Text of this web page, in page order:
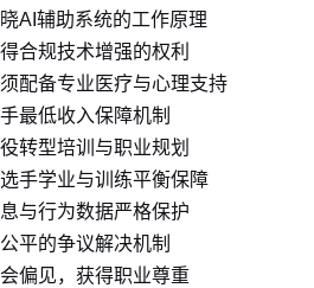
AI辅助系统的工作原理
合规技术增强的权利
配备专业医疗与心理支持
最低收入保障机制
转型培训与职业规划
手学业与训练平衡保障
与行为数据严格保护
平的争议解决机制
偏见，获得职业尊重